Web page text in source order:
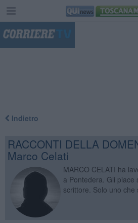
Indietro
RACCONTI DELLA
Marco Celati
MARCO CELATI ha
a Pontedera. Gli
scrittore. Solo uno che